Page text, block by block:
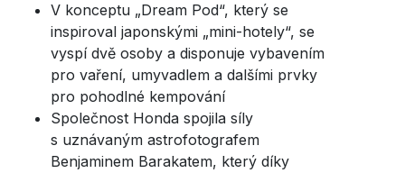
V konceptu „Dream Pod“, který se
inspiroval japonskými „mini-hotely“, se
vyspí dvě osoby a disponuje vybavením
pro vaření, umyvadlem a dalšími prvky
pro pohodlné kempování
Společnost Honda spojila síly
s uznávaným astrofotografem
Benjaminem Barakatem, který díky